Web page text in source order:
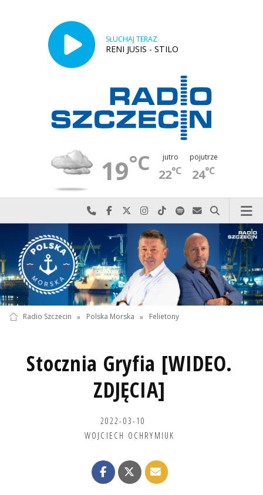
SŁUCHAJ TERAZ
RENI JUSIS - STILO
19°C jutro
22°C
pojutrze
24°C
Najlepiej po prostu do nas zadzwoń
Odwiedź nas na Facebook-u
Odwiedź nas na X
Odwiedź nas na Instagram-ie
Odwiedź nas na TikTok-u
Szukaj nas na Spotify
Wyślij do nas
Szukaj
Radio Szczecin » Polska Morska » Felietony
Stocznia Gryfia [WIDEO.
ZDJĘCIA]
2022-03-10
WOJCIECH OCHRYMIUK